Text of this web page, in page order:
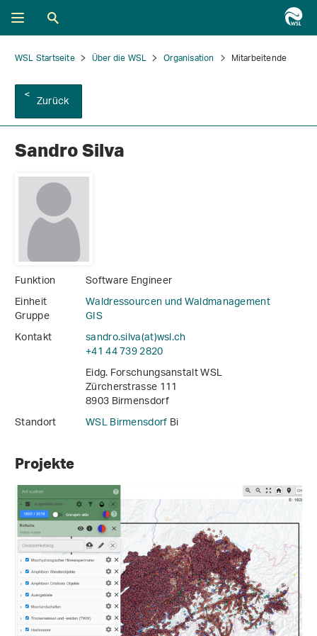
WSL Startseite Über die WSL Organisation Mitarbeitende
Zurück
Sandro Silva
Funktion
Software Engineer
Einheit
Waldressourcen und Waldmanagement
Gruppe
GIS
Kontakt
sandro.silva(at)wsl.ch
+41 44 739 2820
Eidg. Forschungsanstalt WSL
Zürcherstrasse 111
8903 Birmensdorf
Standort
WSL BirmensdorfBi
Projekte